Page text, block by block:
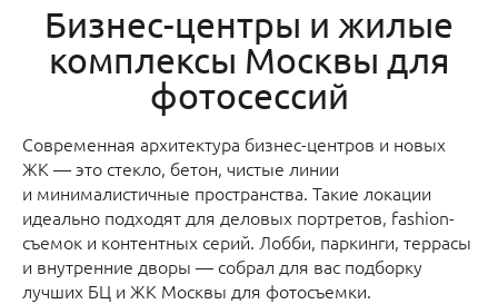
Бизнес-центры и жилые
комплексы Москвы для
фотосессий
Современная архитектура бизнес-центров и новых
ЖК — это стекло, бетон, чистые линии
и минималистичные пространства. Такие локации
идеально подходят для деловых портретов, fashion-
съемок и контентных серий. Лобби, паркинги, террасы
и внутренние дворы — собрал для вас подборку
лучших БЦ и ЖК Москвы для фотосъемки.